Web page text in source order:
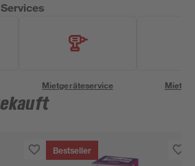
Mietgeräteservice
Bestseller